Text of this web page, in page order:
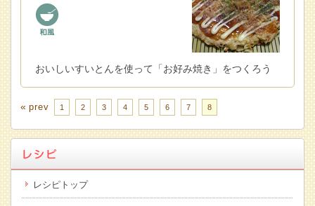
おいしいすいとんを使って「お好み焼き」をつくろう
« prev 1 2 3 4 5 6 7 8
レシピトップ